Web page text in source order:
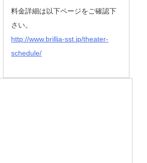
料金詳細は以下ページをご確認下
さい。
http://www.brillia-sst.jp/theater-
schedule/